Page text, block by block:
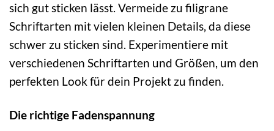
sich gut sticken lässt. Vermeide zu filigrane
Schriftarten mit vielen kleinen Details, da diese
schwer zu sticken sind. Experimentiere mit
verschiedenen Schriftarten und Größen, um den
perfekten Look für dein Projekt zu finden.
Die richtige Fadenspannung